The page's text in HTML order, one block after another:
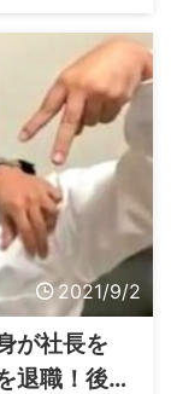
2021/9/2
が社長を
退職！後